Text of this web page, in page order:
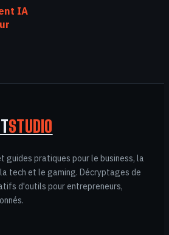
IA
STUDIO
guides pratiques pour le business, la
tech et le gaming. Décryptages de
d'outils pour entrepreneurs,